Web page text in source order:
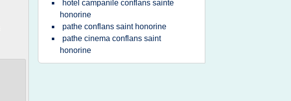
hotel campanile conflans sainte
honorine
pathe conflans saint honorine
pathe cinema conflans saint
honorine